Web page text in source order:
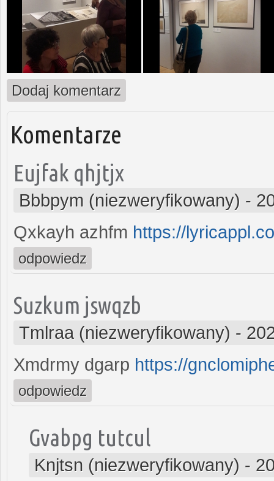
Dodaj komentarz
Komentarze
Eujfak qhjtjx
Bbbpym (niezweryfikowany) -
Qxkayh azhfm https://
odpowiedz
Suzkum jswqzb
Tmlraa (niezweryfikowany) -
Xmdrmy dgarp https://
odpowiedz
Gvabpg tutcul
Knjtsn (niezweryfikowany) -